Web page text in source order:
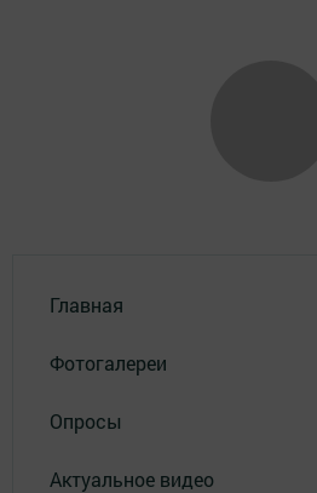
Главная
Фотогалереи
Опросы
Актуальное видео